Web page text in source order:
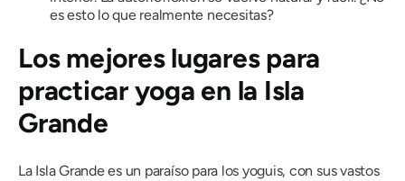
es esto lo que realmente necesitas?
Los mejores lugares para
practicar yoga en la Isla
Grande
La Isla Grande es un paraíso para los yoguis, con sus vastos